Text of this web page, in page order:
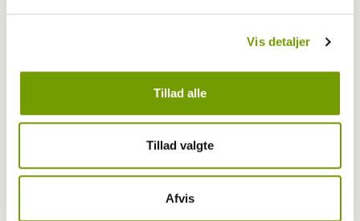
Vis detaljer
Tillad alle
Tillad valgte
Afvis
Dyrlæge/sundhed